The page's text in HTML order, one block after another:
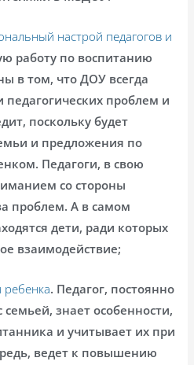
настрой педагогов и
работу по воспитанию
в том, что ДОУ всегда
проблем и
поскольку будет
и предложения по
Педагоги, в свою
со стороны
проблем. А в самом
дети, ради которых
взаимодействие;
ребенка. Педагог, постоянно
знает особенности,
и учитывает их при
ведет к повышению